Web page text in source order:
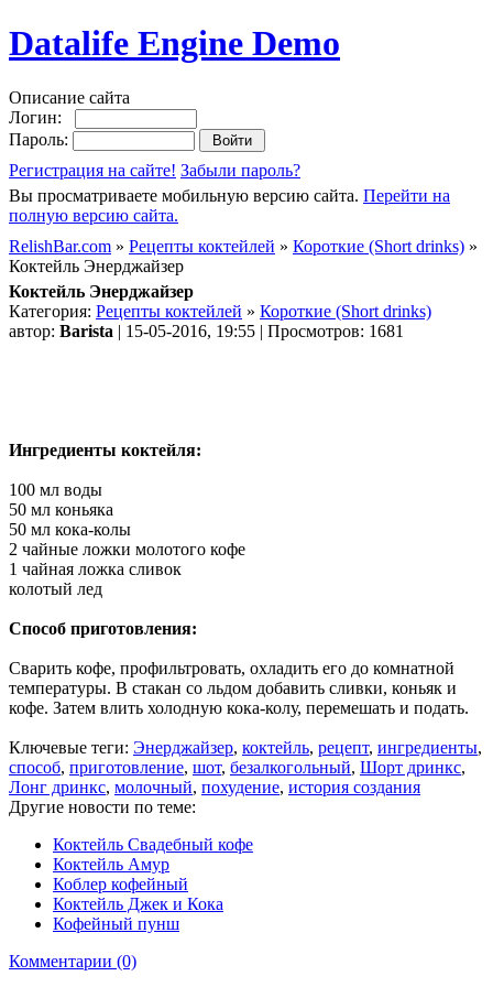
Datalife Engine Demo
Описание сайта
Логин:
Пароль:
Регистрация на сайте! Забыли пароль?
Вы просматриваете мобильную версию сайта. Перейти на
полную версию сайта.
RelishBar.com » Рецепты коктейлей » Короткие (Short drinks) »
Коктейль Энерджайзер
Коктейль Энерджайзер
Категория: Рецепты коктейлей » Короткие (Short drinks)
автор: Barista | 15-05-2016, 19:55 | Просмотров: 1681
Ингредиенты коктейля:
100 мл воды
50 мл коньяка
50 мл кока-колы
2 чайные ложки молотого кофе
1 чайная ложка сливок
колотый лед
Способ приготовления:
Сварить кофе, профильтровать, охладить его до комнатной
температуры. В стакан со льдом добавить сливки, коньяк и
кофе. Затем влить холодную кока-колу, перемешать и подать.
Ключевые теги: Энерджайзер, коктейль, рецепт, ингредиенты,
способ, приготовление, шот, безалкогольный, Шорт дринкс,
Лонг дринкс, молочный, похудение, история создания
Другие новости по теме:
Коктейль Свадебный кофе
Коктейль Амур
Коблер кофейный
Коктейль Джек и Кока
Кофейный пунш
Комментарии (0)